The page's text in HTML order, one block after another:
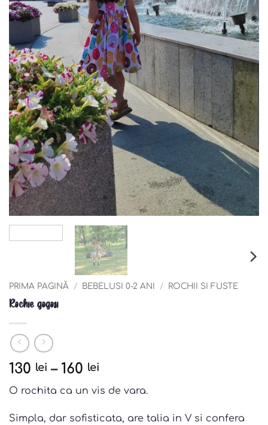
PRIMA PAGINĂ / BEBELUSI 0-2 ANI / ROCHII SI FUSTE
Rochie gogosi
130 lei – 160 lei
O rochita ca un vis de vara.
Simpla, dar sofisticata, are talia in V si confera